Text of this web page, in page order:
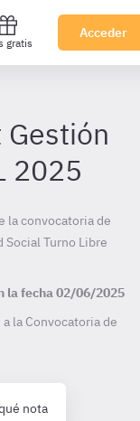
gratis
Acceder
2025
la convocatoria de
Social Turno Libre
la fecha02/06/2025
la Convocatoria de
nota